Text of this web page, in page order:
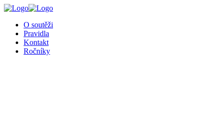
O soutěži
Pravidla
Kontakt
Ročníky